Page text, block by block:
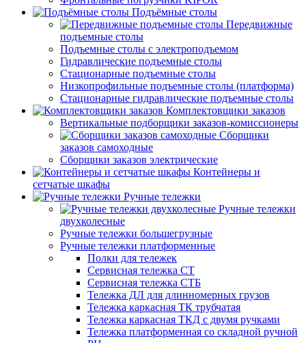
Подъёмные столы
Передвижные
подъемные столы
Подъемные столы с электроподъемом
Гидравлические подъемные столы
Стационарные подъемные столы
Низкопрофильные подъемные столы (платформа)
Стационарные гидравлические подъемные столы
Комплектовщики заказов
Вертикальные подборщики заказов-комиссионеры
Сборщики
заказов самоходные
Сборщики заказов электрические
Контейнеры и
сетчатые шкафы
Ручные тележки
Ручные тележки
двухколесные
Ручные тележки большегрузные
Ручные тележки платформенные
Полки для тележек
Сервисная тележка СТ
Сервисная тележка СТБ
Тележка ДЛ для длинномерных грузов
Тележка каркасная ТК трубчатая
Тележка каркасная ТКД с двумя ручками
Тележка платформенная со складной ручной